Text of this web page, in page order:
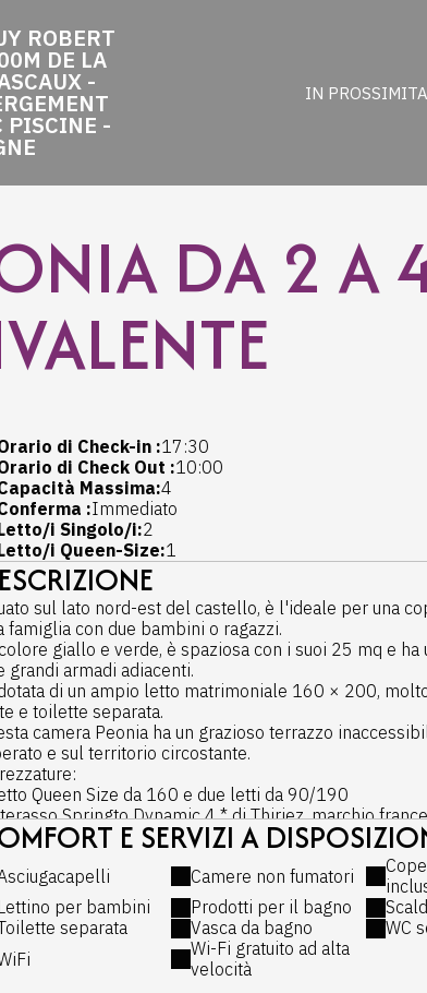
ROBERT
DE LA
-
PISCINE -
IN PROSSIMITA
DA 2 A
di Check-in :17:30
di Check Out :10:00
Massima:4
:Immediato
i Singolo/i:2
i Queen-Size:1
sul lato nord-est del castello, è l'ideale per una
famiglia con due bambini o ragazzi.
giallo e verde, è spaziosa con i suoi 25 mq e
grandi armadi adiacenti.
di un ampio letto matrimoniale 160 × 200,
e toilette separata.
camera Peonia ha un grazioso terrazzo
e sul territorio circostante.
Queen Size da 160 e due letti da 90/190
Springto Dynamic 4 * di Thiriez, marchio
ufficio con poltrone
con specchiera all'ingresso
WiFi gratuita in tutto il castello
senza TV, solo nel soggiorno comune del
:
da bagno con maniglie
E SERVIZI A
Camere non fumatori
per bambini
Prodotti per il bagno
separata
Vasca da bagno
WC
Wi-Fi gratuito ad alta
velocità